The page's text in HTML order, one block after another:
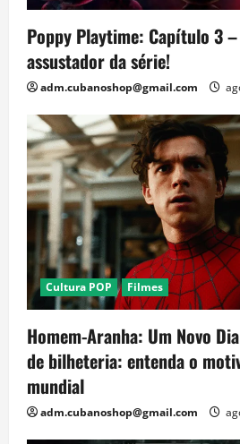
Poppy Playtime: Capítulo 3
assustador da série!
adm.cubanoshop@gmail.com
Cultura POP Filmes
Homem-Aranha: Um Novo
de bilheteria: entenda o
mundial
adm.cubanoshop@gmail.com